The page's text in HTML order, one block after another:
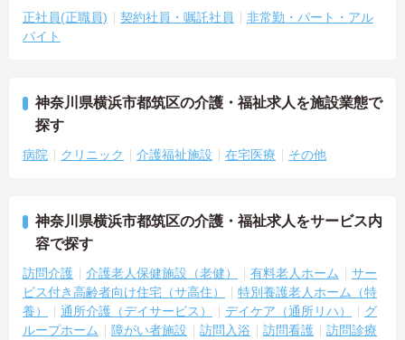
正社員(正職員) 契約社員・嘱託社員
非常勤・パート・アル
バイト
神奈川県横浜市都筑区の介護・福祉求人を施設業態で
探す
病院 クリニック 介護福祉施設 在宅医療 その他
神奈川県横浜市都筑区の介護・福祉求人をサービス内
容で探す
訪問介護 介護老人保健施設（老健） 有料老人ホーム
サー
ビス付き高齢者向け住宅（サ高住）
特別養護老人ホーム（特
養）
通所介護（デイサービス） デイケア（通所リハ）
グ
ループホーム
障がい者施設 訪問入浴 訪問看護
訪問診療